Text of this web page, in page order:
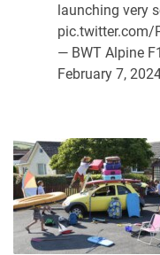
launching very
pic.twitter.com/
— BWT Alpine
February 7,